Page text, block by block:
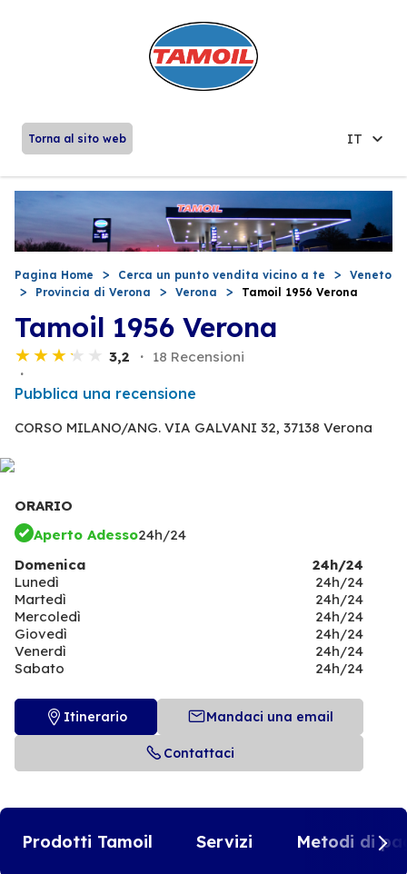
Torna al sito web IT
Pagina Home Cerca un punto vendita vicino a te
Veneto
Provincia di Verona
Verona Tamoil 1956 Verona
Tamoil 1956 Verona
3,2 18 Recensioni
Pubblica una recensione
CORSO MILANO/ANG. VIA GALVANI 32, 37138 Verona
ORARIO
Aperto Adesso24h/24
Domenica
24h/24
Lunedì
24h/24
Martedì
24h/24
Mercoledì
24h/24
Giovedì
24h/24
Venerdì
24h/24
Sabato
24h/24
Itinerario Mandaci una email
Contattaci
Prodotti Tamoil Servizi Metodi di